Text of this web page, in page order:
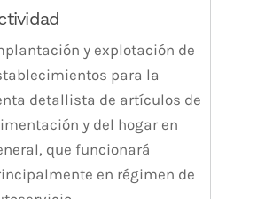
y explotación de
para la
detallista de artículos de
y del hogar en
que funcionará
en régimen de